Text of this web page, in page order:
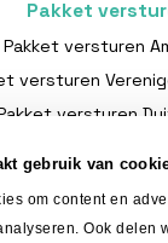
gebruik van
om content en
Ook delen
Pakket
Pakket versturen
versturen
versturen